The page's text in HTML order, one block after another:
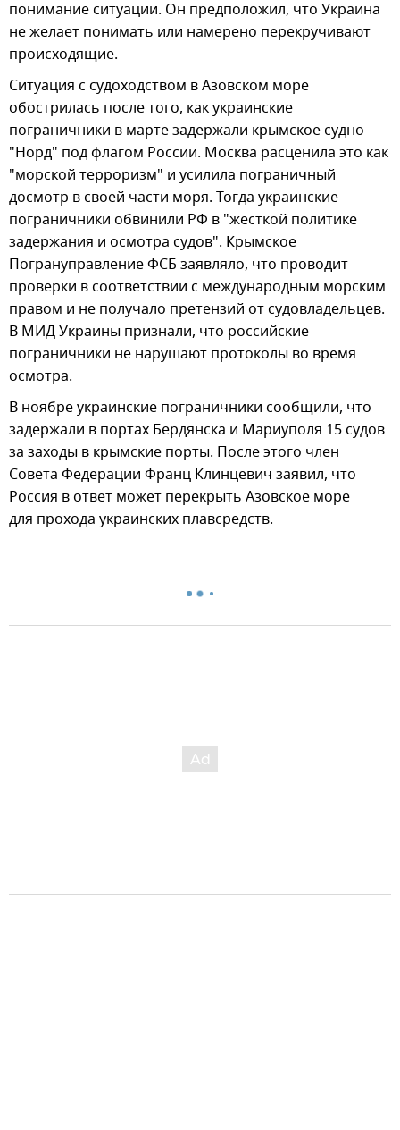
понимание ситуации. Он предположил, что Украина
не желает понимать или намерено перекручивают
происходящие.
Ситуация с судоходством в Азовском море
обострилась после того, как украинские
пограничники в марте задержали крымское судно
"Норд" под флагом России. Москва расценила это как
"морской терроризм" и усилила пограничный
досмотр в своей части моря. Тогда украинские
пограничники обвинили РФ в "жесткой политике
задержания и осмотра судов". Крымское
Погрануправление ФСБ заявляло, что проводит
проверки в соответствии с международным морским
правом и не получало претензий от судовладельцев.
В МИД Украины признали, что российские
пограничники не нарушают протоколы во время
осмотра.
В ноябре украинские пограничники сообщили, что
задержали в портах Бердянска и Мариуполя 15 судов
за заходы в крымские порты. После этого член
Совета Федерации Франц Клинцевич заявил, что
Россия в ответ может перекрыть Азовское море
для прохода украинских плавсредств.